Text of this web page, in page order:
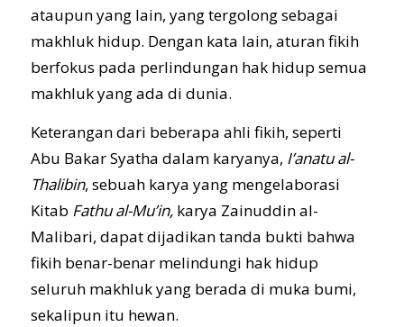
ataupun yang lain, yang tergolong sebagai
makhluk hidup. Dengan kata lain, aturan fikih
berfokus pada perlindungan hak hidup semua
makhluk yang ada di dunia.
Keterangan dari beberapa ahli fikih, seperti
Abu Bakar Syatha dalam karyanya, I’anatu al-
Thalibin, sebuah karya yang mengelaborasi
Kitab Fathu al-Mu’in, karya Zainuddin al-
Malibari, dapat dijadikan tanda bukti bahwa
fikih benar-benar melindungi hak hidup
seluruh makhluk yang berada di muka bumi,
sekalipun itu hewan.